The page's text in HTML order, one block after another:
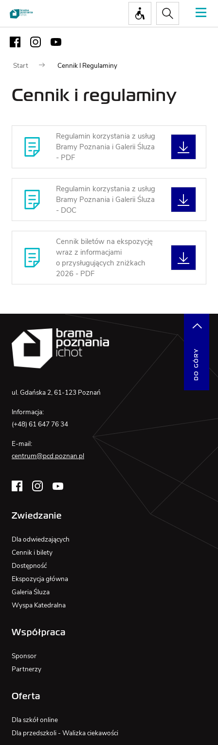
Dla
NAJWAŻNIEJSZE
INFORMACJE
CENNIK
BILET
WSPÓLNY
DOSTĘPNOŚĆ
Zwiedzanie
GALERIA
+ (48) 61
647 76 34
A PL
Start Cennik I Regulaminy
Cennik i regulaminy
Regulamin korzystania z usług
Bramy Poznania i Galerii Śluza
- PDF
Regulamin korzystania z usług
Bramy Poznania i Galerii Śluza
- DOC
Cennik biletów na ekspozycję
wraz z informacjami
o przysługujących zniżkach
2026 - PDF
ul. Gdańska 2, 61-123 Poznań
Informacja:
(+48) 61 647 76 34
E-mail:
centrum@pcd.poznan.pl
Zwiedzanie
Dla odwiedzających
Cennik i bilety
Dostępność
Ekspozycja główna
Galeria Śluza
Wyspa Katedralna
Współpraca
Sponsor
Partnerzy
Oferta
Dla szkół online
Dla przedszkoli - Walizka ciekawości
DO GÓRY
A A A